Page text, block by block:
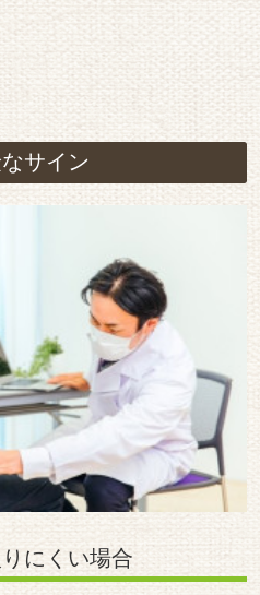
サイン
にくい場合